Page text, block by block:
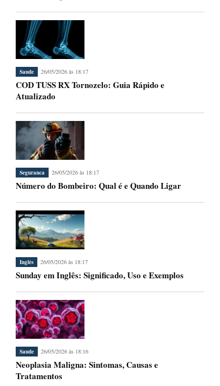
Saude 26/05/2026 às 18:17
COD TUSS RX Tornozelo: Guia Rápido e
Atualizado
Seguranca 26/05/2026 às 18:17
Número do Bombeiro: Qual é e Quando Ligar
Inglês 26/05/2026 às 18:17
Sunday em Inglês: Significado, Uso e Exemplos
Saude 26/05/2026 às 18:16
Neoplasia Maligna: Sintomas, Causas e
Tratamentos